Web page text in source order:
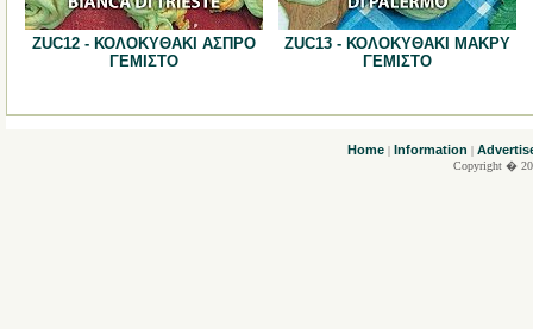
ZUC12 - ΚΟΛΟΚΥΘΑΚΙ ΑΣΠΡΟ
ΓΕΜΙΣΤΟ
ZUC13 - ΚΟΛΟΚΥΘΑΚΙ ΜΑΚΡΥ
ΓΕΜΙΣΤΟ
Home| Information |
Copyright �